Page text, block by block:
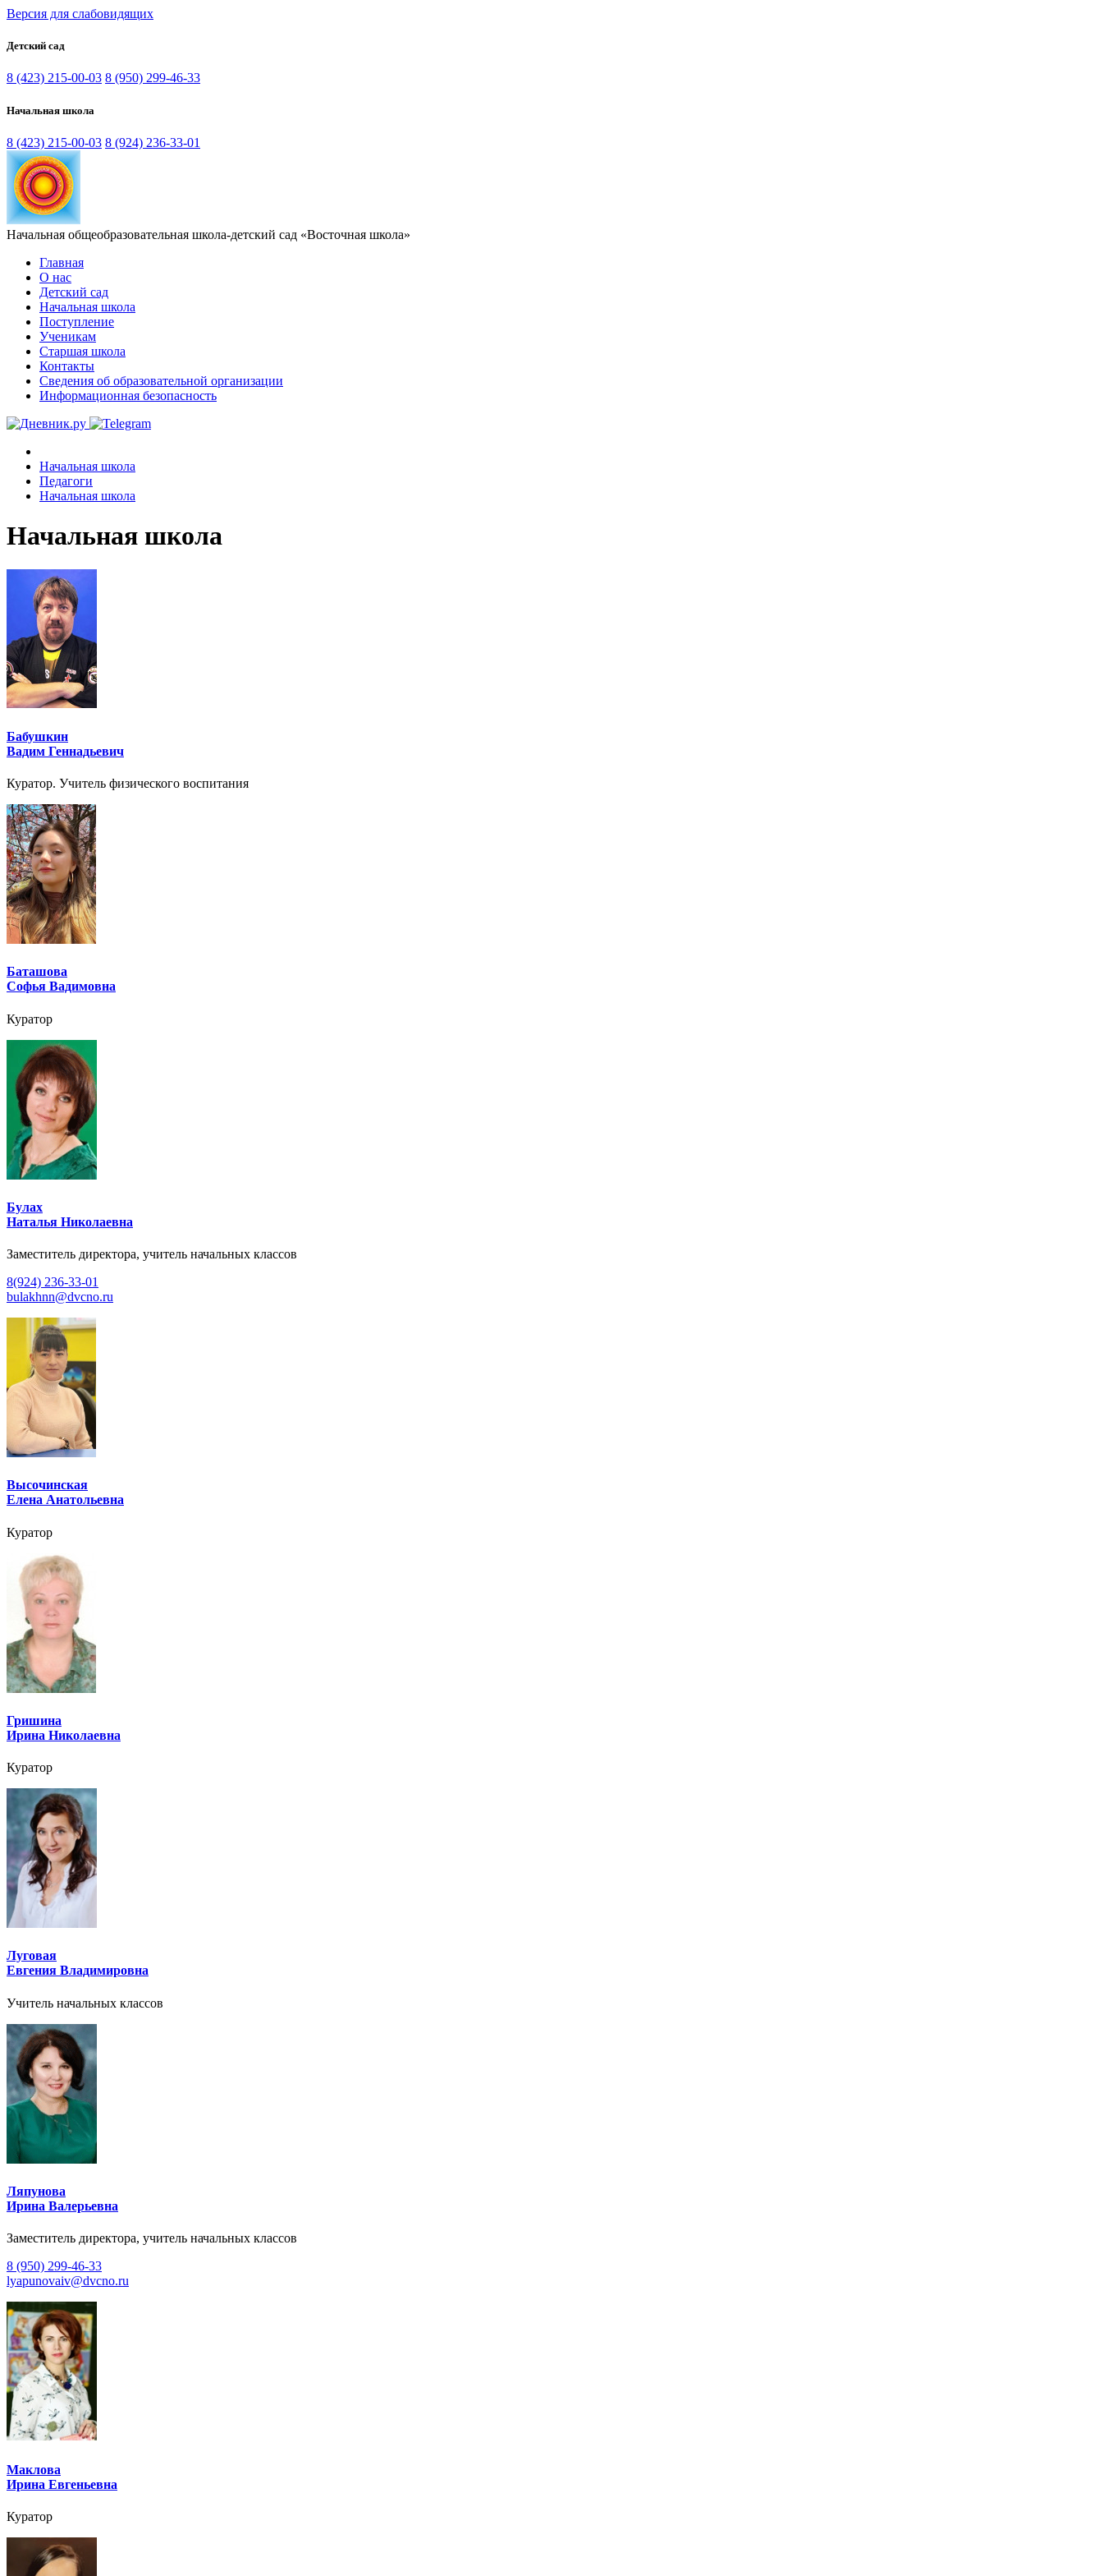
Версия для слабовидящих
Детский сад
8 (423) 215-00-03 8 (950) 299-46-33
Начальная школа
8 (423) 215-00-03 8 (924) 236-33-01
Начальная общеобразовательная школа-детский сад «Восточная школа»
Главная
О нас
Детский сад
Начальная школа
Поступление
Ученикам
Старшая школа
Контакты
Сведения об образовательной организации
Информационная безопасность
Начальная школа
Педагоги
Начальная школа
Начальная школа
Бабушкин
Вадим Геннадьевич
Куратор. Учитель физического воспитания
Баташова
Софья Вадимовна
Куратор
Булах
Наталья Николаевна
Заместитель директора, учитель начальных классов
8(924) 236-33-01
bulakhnn@dvcno.ru
Высочинская
Елена Анатольевна
Куратор
Гришина
Ирина Николаевна
Куратор
Луговая
Евгения Владимировна
Учитель начальных классов
Ляпунова
Ирина Валерьевна
Заместитель директора, учитель начальных классов
8 (950) 299-46-33
lyapunovaiv@dvcno.ru
Маклова
Ирина Евгеньевна
Куратор